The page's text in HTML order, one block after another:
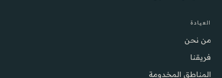
العيادة
من نحن
فريقنا
المناطق المخدومة